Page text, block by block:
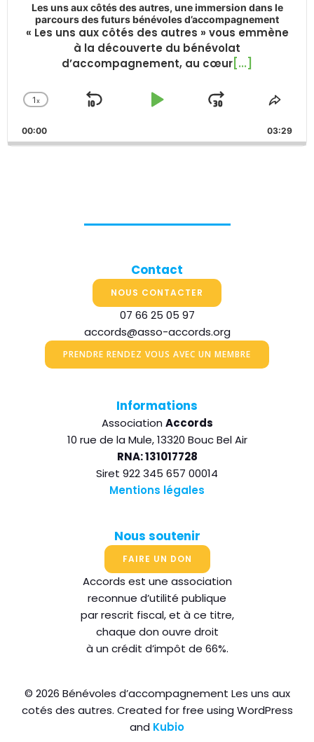
Les uns aux côtés des autres, une immersion dans le
parcours des futurs bénévoles d’accompagnement
« Les uns aux côtés des autres » vous emmène
à la découverte du bénévolat
d’accompagnement, au cœur [...]
Change
Rate
1x
Skip
Play
Jump
Forward
Share
00:00 03:29
Contact
NOUS CONTACTER
07 66 25 05 97
accords@asso-accords.org
PRENDRE RENDEZ VOUS AVEC UN MEMBRE
Informations
Association Accords
10 rue de la Mule, 13320 Bouc Bel Air
RNA: 131017728
Siret 922 345 657 00014
Mentions légales
Nous soutenir
FAIRE UN DON
Accords est une association
reconnue d’utilité publique
par rescrit fiscal, et à ce titre,
chaque don ouvre droit
à un crédit d’impôt de 66%.
© 2026 Bénévoles d’accompagnement Les uns aux
cotés des autres. Created for free using WordPress
and Kubio